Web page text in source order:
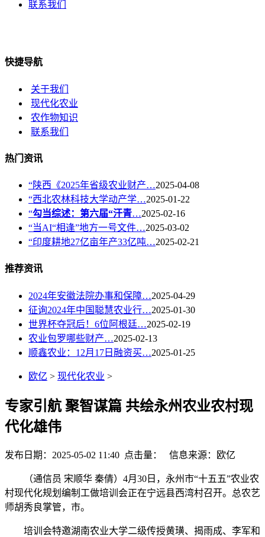
联系我们
快捷导航
关于我们
现代化农业
农作物知识
联系我们
热门资讯
“陕西《2025年省级农业财产…2025-04-08
“西北农林科技大学动产学…2025-01-22
“勾当综述：第六届“汗青…2025-02-16
“当AI“相逢”地方一号文件…2025-03-02
“印度耕地27亿亩年产33亿吨…2025-02-21
推荐资讯
2024年安徽法院办事和保障…2025-04-29
征询2024年中国聪慧农业行…2025-01-30
世界杯夺冠后！6位阿根廷…2025-02-19
农业包罗哪些财产…2025-02-13
顺鑫农业：12月17日融资买…2025-01-25
欧亿 > 现代化农业 >
专家引航 聚智谋篇 共绘永州农业农村现
代化雄伟
发布日期：2025-05-02 11:40 点击量： 信息来源：欧亿
（通信员 宋顺华 秦倩）4月30日，永州市“十五五”农业农
村现代化规划编制工做培训会正在宁远县西湾村召开。总农艺
师胡秀良掌管，市。
培训会特邀湖南农业大学二级传授黄璜、揭雨成、李军和